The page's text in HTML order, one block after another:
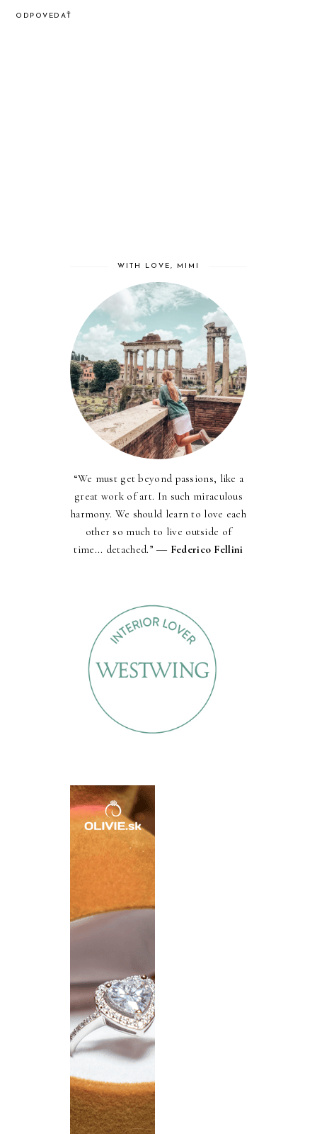
ODPOVEDAŤ
WITH LOVE, MIMI
“We must get beyond passions, like a
great work of art. In such miraculous
harmony. We should learn to love each
other so much to live outside of
time... detached.” ― Federico Fellini